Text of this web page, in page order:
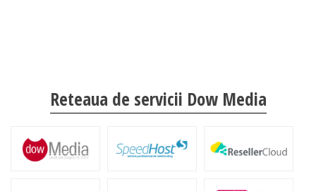
Reteaua de servicii Dow Media